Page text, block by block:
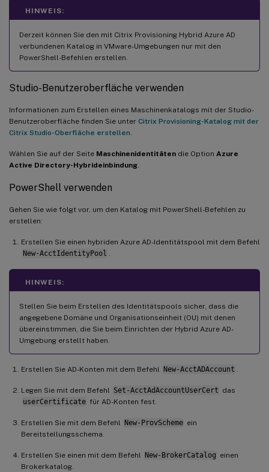
HINWEIS:
Derzeit können Sie den mit Citrix Provisioning Hybrid Azure AD
verbundenen Katalog in VMware-Umgebungen nur mit den
PowerShell-Befehlen erstellen.
Studio-Benutzeroberfläche verwenden
Informationen zum Erstellen eines Maschinenkatalogs mit der Studio-
Benutzeroberfläche finden Sie unter Citrix Provisioning-Katalog mit der
Citrix Studio-Oberfläche erstellen.
Wählen Sie auf der Seite Maschinenidentitäten die Option Azure
Active Directory-Hybrideinbindung.
PowerShell verwenden
Gehen Sie wie folgt vor, um den Katalog mit PowerShell-Befehlen zu
erstellen:
Erstellen Sie einen hybriden Azure AD-Identitätspool mit dem Befehl
New-AcctIdentityPool .
HINWEIS:
Stellen Sie beim Erstellen des Identitätspools sicher, dass die
angegebene Domäne und Organisationseinheit (OU) mit denen
übereinstimmen, die Sie beim Einrichten der Hybrid Azure AD-
Umgebung erstellt haben.
Erstellen Sie AD-Konten mit dem Befehl New-AcctADAccount .
Legen Sie mit dem Befehl Set-AcctAdAccountUserCert das
userCertificate für AD-Konten fest.
Erstellen Sie mit dem Befehl New-ProvScheme ein
Bereitstellungsschema.
Erstellen Sie einen mit dem Befehl New-BrokerCatalog einen
Brokerkatalog.